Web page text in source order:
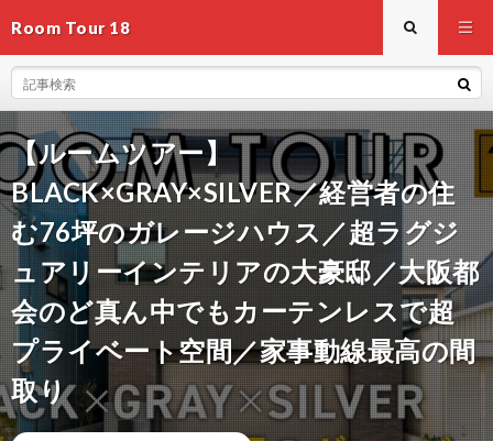
Room Tour 18
【ルームツアー】
BLACK×GRAY×SILVER／経営者の住
む76坪のガレージハウス／超ラグジ
ュアリーインテリアの大豪邸／大阪都
会のど真ん中でもカーテンレスで超
プライベート空間／家事動線最高の間
取り